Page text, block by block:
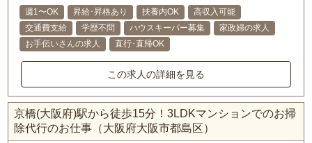
週1〜OK 昇給･昇格あり 扶養内OK
高収入可能
交通費支給
学歴不問 ハウスキーパー募集
家政婦の求人
お手伝いさんの求人
直行･直帰OK
この求人の詳細を見る
京橋(大阪府)駅から徒歩15分！3LDKマンションでのお掃
除代行のお仕事（大阪府大阪市都島区）